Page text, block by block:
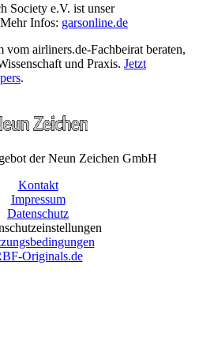
Society e.V. ist unser
Infos: garsonline.de
airliners.de-Fachbeirat beraten,
und Praxis. Jetzt
.
der Neun Zeichen GmbH
Kontakt
Impressum
Datenschutz
Originals.de